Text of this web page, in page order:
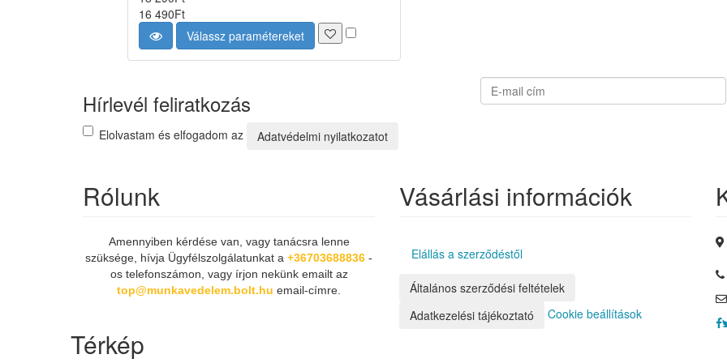
16 490Ft
Válassz paramétereket
Hírlevél feliratkozás
Elolvastam és elfogadom az Adatvédelmi nyilatkozatot
Rólunk
Amennyiben kérdése van, vagy tanácsra lenne
szüksége, hívja Ügyfélszolgálatunkat a +36703688836 -
os telefonszámon, vagy írjon nekünk emailt az
top@munkavedelem.bolt.hu email-címre.
Vásárlási információk
Elállás a szerződéstől
Általános szerződési feltételek
Adatkezelési tájékoztató
Cookie beállítások
Térkép